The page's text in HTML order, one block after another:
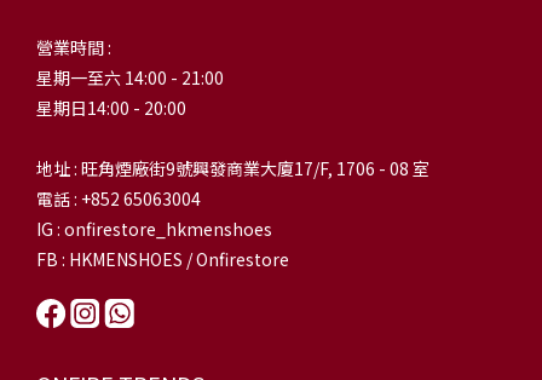
營業時間 :
星期一至六 14:00 - 21:00
星期日14:00 - 20:00
地址 : 旺角煙廠街9號興發商業大廈17/F, 1706 - 08 室
電話 : +852 65063004
IG : onfirestore_hkmenshoes
FB : HKMENSHOES / Onfirestore